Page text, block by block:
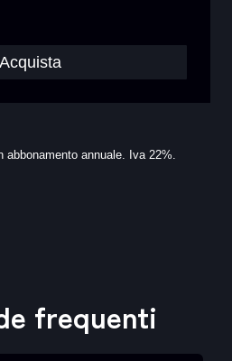
Acquista
abbonamento annuale. Iva 22%.
frequenti